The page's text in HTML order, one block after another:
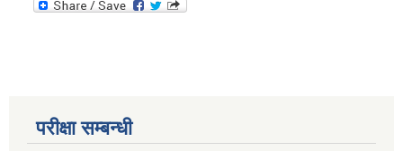
परीक्षा सम्बन्धी